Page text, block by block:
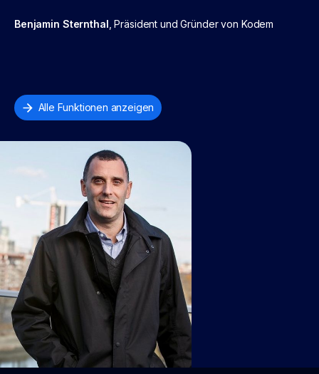
Benjamin Sternthal , Präsident und Gründer von Kodem
Alle Funktionen anzeigen